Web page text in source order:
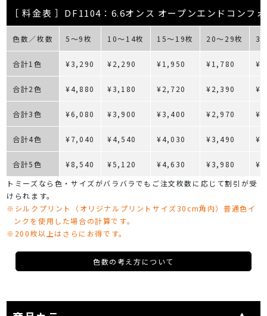
［ 料金表 ］DF1104：6.6オンス オープンエンドコンフ
色数／枚数 5～9枚 10～14枚 15～19枚 20～29枚
合計1色 ¥3,290 ¥2,290 ¥1,950 ¥1,780
合計2色 ¥4,880 ¥3,180 ¥2,720 ¥2,390
合計3色 ¥6,080 ¥3,900 ¥3,400 ¥2,970
合計4色 ¥7,040 ¥4,540 ¥4,030 ¥3,490
合計5色 ¥8,540 ¥5,120 ¥4,630 ¥3,980
トミーズなら色・サイズがバラバラでもご注文枚数に応じて割引が受
けられます。
※シルクプリント（オリジナルプリントサイズ30cm角内）普通色イ
ンクを使用した場合の計算です。
※200枚以上はさらにお得です。
色数の考え方について